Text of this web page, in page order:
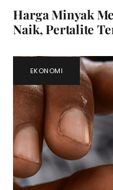
Harga Minyak
Naik, Pertalite
EKONOMI